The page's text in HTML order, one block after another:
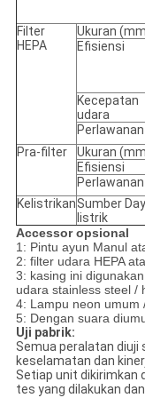
Filter
HEPA
Ukuran
Efisiensi
Kecepatan
udara
Perlawanan
Pra-filter
Ukuran
Efisiensi
Perlawanan
KelistrikanSumber
listrik
Accessor opsional
1: Pintu ayun Manul
2: filter udara HEPA
3: kasing ini
udara stainless steel /
4: Lampu neon umum
5: Dengan suara
Uji pabrik:
Semua peralatan diuji
keselamatan dan
Setiap unit dikirimkan
tes yang dilakukan